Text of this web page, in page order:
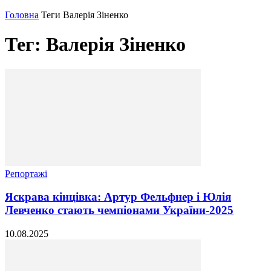
Головна Теги Валерія Зіненко
Тег: Валерія Зіненко
Репортажі
Яскрава кінцівка: Артур Фельфнер і Юлія
Левченко стають чемпіонами України-2025
10.08.2025